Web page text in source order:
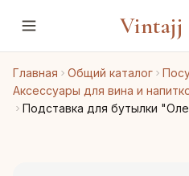
Vintajj
Главная Общий каталог
Аксессуары для вина и
Подставка для бутылки